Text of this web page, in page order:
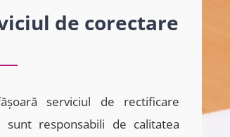
de corectare
serviciul de rectificare
responsabili de calitatea